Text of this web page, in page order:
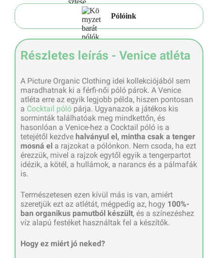
Pólóink
Részletes leírás - Venice atléta
A Picture Organic Clothing idei kollekciójából sem
maradhatnak ki a férfi-női póló párok. A Venice
atléta erre az egyik legjobb példa, hiszen pontosan
a Cocktail póló párja. Ugyanazok a játékos kis
sorminták találhatóak meg mindkettőn, és
hasonlóan a Venice-hez a Cocktail póló is a
tetejétől kezdve halványul el, mintha csak a tenger
mosná el a rajzokat a pólónkon. Nem csoda, ha ezt
érezzük, mivel a rajzok egytől egyik a tengerpartot
idézik, a kötél, a hullámok, a narancs és a pálmafák
is.
Természetesen ezen kívül más is van, amiért
szeretjük ezt az atlétát, mégpedig az, hogy 100%-
ban organikus pamutból készült, és a színezéshez
víz alapú festéket használtak fel a készítők.
Hogy ez miért jó neked?